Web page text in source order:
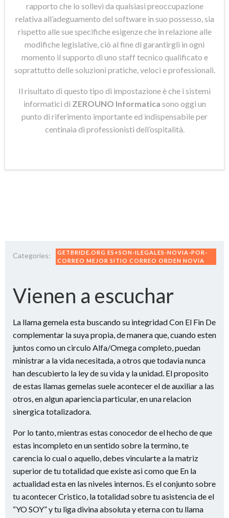
rapporto che lo sollevi da qualsiasi preoccupazione
relativa all’adeguamento del software in suo possesso, sia
rispetto alle sue specifiche esigenze che in relazione alle
modifiche legislative, ciò al fine di garantirgli in ogni
momento il supporto di uno staff tecnico qualificato e
soprattutto delle soluzioni pratiche, veloci e professionali.
Il risultato di questo tipo di impostazione è che i sistemi
informatici di ZEROUNO Informatica sono oggi un
punto di riferimento importante ed indispensabile per
centinaia di professionisti dell’ospitalità.
Categories:
GETBRIDE.ORG ES+SON-ILEGALES-NOVIA-POR-
CORREO MEJOR SITIO CORREO ORDEN NOVIA
Vienen a escuchar
La llama gemela esta buscando su integridad Con El Fin De
complementar la suya propia, de manera que, cuando esten
juntos como un circulo Alfa/Omega completo, puedan
ministrar a la vida necesitada, a otros que todavia nunca
han descubierto la ley de su vida y la unidad. El proposito
de estas llamas gemelas suele acontecer el de auxiliar a las
otros, en algun apariencia particular, en una relacion
sinergica totalizadora.
Por lo tanto, mientras estas conocedor de el hecho de que
estas incompleto en un sentido sobre la termino, te
carencia lo cual o aquello, debes vincularte a la matriz
superior de tu totalidad que existe asi­ como que En la
actualidad esta en las niveles internos. Es el conjunto sobre
tu acontecer Cristico, la totalidad sobre tu asistencia de el
“YO SOY” y tu liga divina absoluta y eterna con tu llama